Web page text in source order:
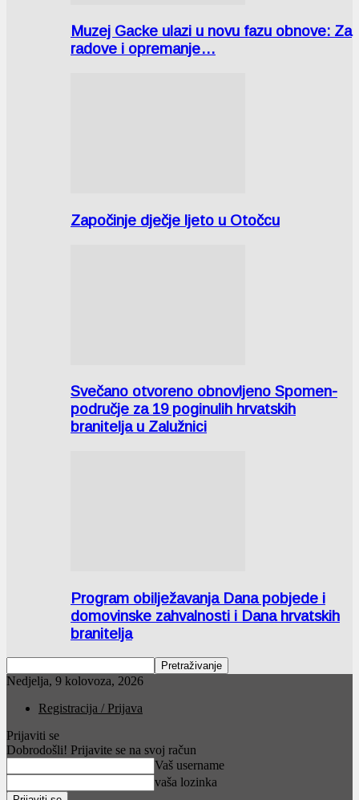
Muzej Gacke ulazi u novu fazu obnove: Za
radove i opremanje…
Započinje dječje ljeto u Otočcu
Svečano otvoreno obnovljeno Spomen-
područje za 19 poginulih hrvatskih
branitelja u Zalužnici
Program obilježavanja Dana pobjede i
domovinske zahvalnosti i Dana hrvatskih
branitelja
Nedjelja, 9 kolovoza, 2026
Registracija / Prijava
Prijaviti se
Dobrodošli! Prijavite se na svoj račun
Vaš username
vaša lozinka